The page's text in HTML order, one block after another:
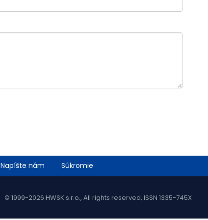
Napíšte nám Súkromie
© 1999-2026 HWSK s.r.o., All rights reserved, ISSN 1335-745X